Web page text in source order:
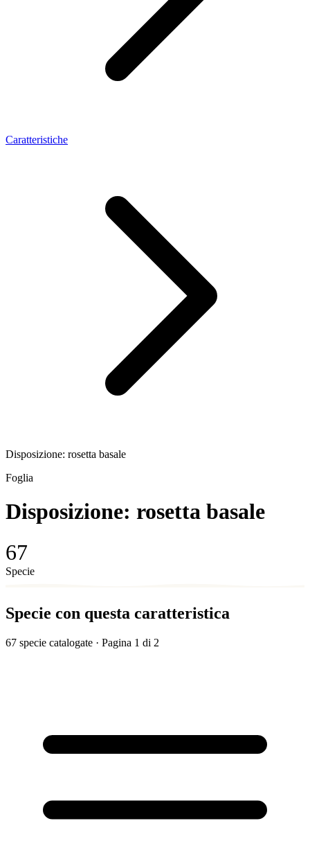
Caratteristiche
Disposizione: rosetta basale
Foglia
Disposizione: rosetta basale
67
Specie
Specie con questa caratteristica
67 specie catalogate · Pagina 1 di 2